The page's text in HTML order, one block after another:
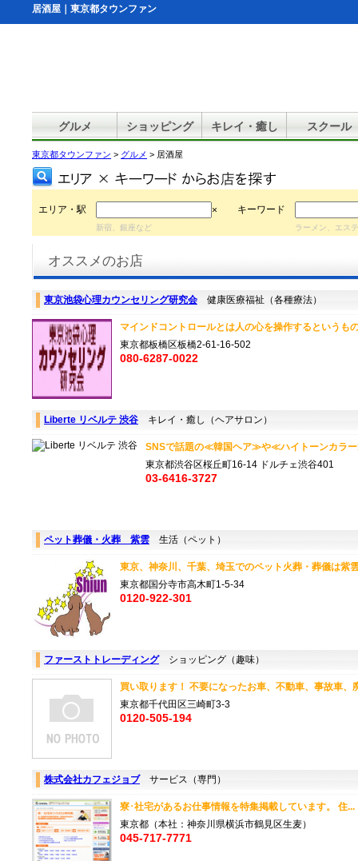
居酒屋｜東京都タウンファン
グルメ ショッピング キレイ・癒し スクール
東京都タウンファン > グルメ > 居酒屋
エリア・駅 × キーワード
新宿、銀座など ラーメン、エス
オススメのお店
東京池袋心理カウンセリング研究会 健康医療福祉（各種療法）
マインドコントロールとは人の心を操作するという
東京都板橋区板橋2-61-16-502
080-6287-0022
Liberte リベルテ 渋谷 キレイ・癒し（ヘアサロン）
SNSで話題の≪韓国ヘア≫や≪ハイトーンカラ
東京都渋谷区桜丘町16-14 ドルチェ渋谷401
03-6416-3727
ペット葬儀・火葬 紫雲 生活（ペット）
東京、神奈川、千葉、埼玉でのペット火葬・葬儀は
東京都国分寺市高木町1-5-34
0120-922-301
ファーストトレーディングショッピング（趣味）
買い取ります！ 不要になったお車、不動車、事故車
東京都千代田区三崎町3-3
0120-505-194
株式会社カフェジョブサービス（専門）
寮･社宅があるお仕事情報を特集掲載しています。 住
東京都（本社：神奈川県横浜市鶴見区生麦）
045-717-7771